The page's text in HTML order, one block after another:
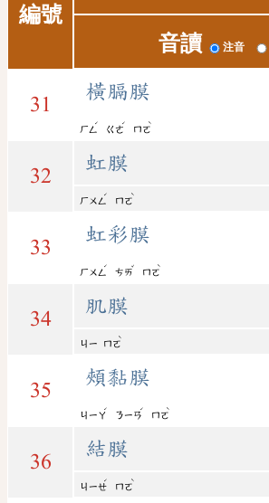
編號
音讀 注音
31
橫膈膜
ㄏㄥ
ˊ
ㄍㄜ
ˊ
ㄇㄛ
ˋ
32
虹膜
ㄏㄨㄥ
ˊ
ㄇㄛ
ˋ
33
虹彩膜
ㄏㄨㄥ
ˊ
ㄘㄞ
ˇ
ㄇㄛ
ˋ
34
肌膜
ㄐㄧ ㄇㄛ
ˋ
35
頰黏膜
ㄐㄧㄚ
ˊ
ㄋㄧㄢ
ˊ
ㄇㄛ
ˋ
36
結膜
ㄐㄧㄝ
ˊ
ㄇㄛ
ˋ